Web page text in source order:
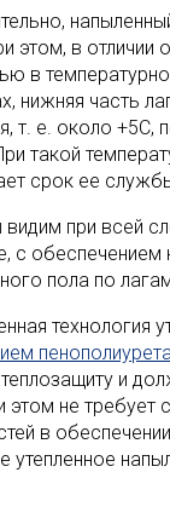
этом, в
в
нижняя часть
т. е. около +5С,
такой
срок ее
видим при всей
с обеспечением
пола по
технология
и
этом не требует
в
утепленное